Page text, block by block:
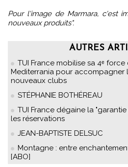
Pour l'image de Marmara, c'est
nouveaux produits".
AUTRES
TUI France mobilise sa 4ᵉ
Mediterrania pour accompagner
nouveaux clubs
STÉPHANIE BOTHÉREAU
TUI France dégaine la
les réservations
JEAN-BAPTISTE DELSUC
Montagne : entre
[ABO]